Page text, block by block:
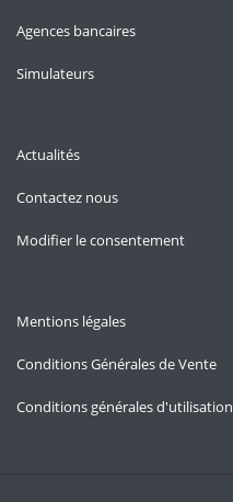
Agences bancaires
Simulateurs
Actualités
Contactez nous
Modifier le consentement
Mentions légales
Conditions Générales de Vente
Conditions générales d'utilisation